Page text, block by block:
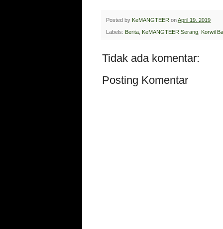
Posted by KeMANGTEER onApril 19, 2019
Labels: Berita KeMANGTEER Serang Korwil
Tidak ada komentar:
Posting Komentar